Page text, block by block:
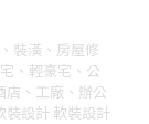
裝潢、房屋修
、輕豪宅、公
店、工廠、辦公
設計 軟裝設計